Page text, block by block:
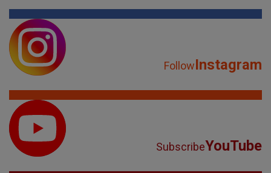
FollowInstagram
SubscribeYouTube